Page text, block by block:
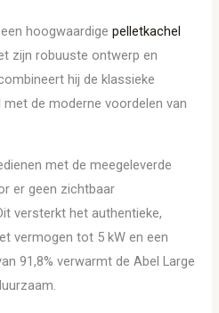
hoogwaardigepelletkachel
zijn robuuste ontwerp en
hij de klassieke
met de moderne voordelen van
met de meegeleverde
er geen zichtbaar
versterkt het authentieke,
vermogen tot 5 kW en een
91,8% verwarmt de Abel Large